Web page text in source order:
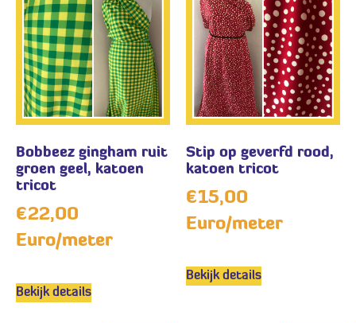
Bobbeez gingham ruit
groen geel, katoen
tricot
€22,00
Euro/meter
Bekijk details
Stip op geverfd rood,
katoen tricot
€15,00
Euro/meter
Bekijk details